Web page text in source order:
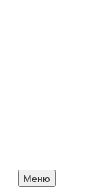
Меню